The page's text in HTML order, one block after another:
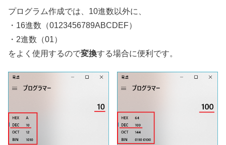
プログラム作成では、10進数以外に、
・16進数（0123456789ABCDEF）
・2進数（01）
をよく使用するので変換する場合に便利です。